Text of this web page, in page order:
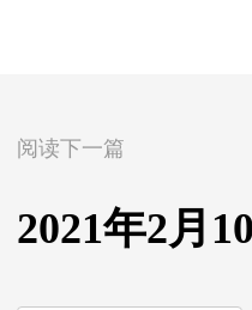
阅读下一篇
2021年2月